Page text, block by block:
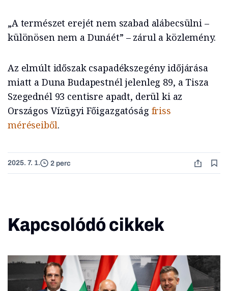
„A természet erejét nem szabad alábecsülni –
különösen nem a Dunáét” – zárul a közlemény.
Az elmúlt időszak csapadékszegény időjárása
miatt a Duna Budapestnél jelenleg 89, a Tisza
Szegednél 93 centisre apadt, derül ki az
Országos Vízügyi Főigazgatóság friss
méréseiből.
2025. 7. 1. 2 perc
Kapcsolódó cikkek